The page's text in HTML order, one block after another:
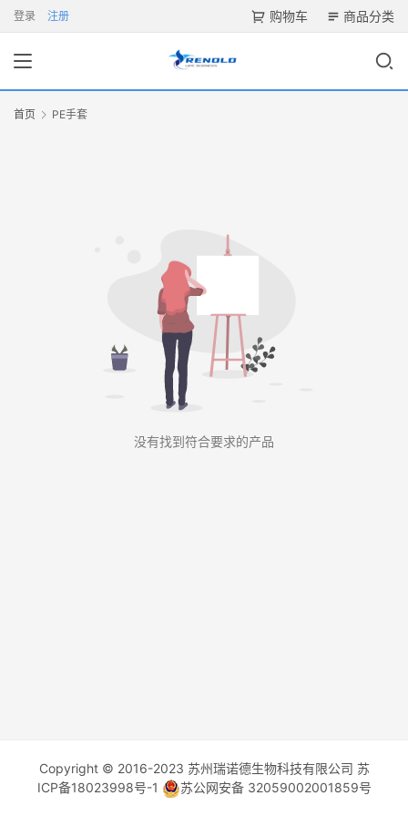
登录 注册 购物车 商品分类
首页 PE手套
没有找到符合要求的产品
Copyright © 2016-2023 苏州瑞诺德生物科技有限公司 苏
ICP备18023998号-1
苏公网安备 32059002001859号